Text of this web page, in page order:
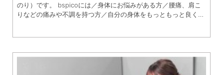
のり）です。 bspicoには／身体にお悩みがある方／腰痛、肩こ
りなどの痛みや不調を持つ方／自分の身体をもっともっと良くし
苦手意識がある、整体やマッサージに通っていても不調が良くな
らない… そんな方、ぜひ私と一緒に身体を動かしてみませんか？
多くの人は「うまくできないから、やめる」「よくわからないか